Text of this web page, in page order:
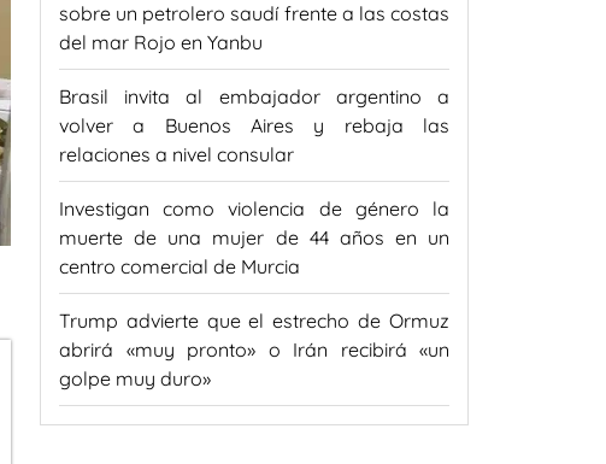
sobre un petrolero saudí frente a las costas
del mar Rojo en Yanbu
Brasil invita al embajador argentino a
volver a Buenos Aires y rebaja las
relaciones a nivel consular
Investigan como violencia de género la
muerte de una mujer de 44 años en un
centro comercial de Murcia
Trump advierte que el estrecho de Ormuz
abrirá «muy pronto» o Irán recibirá «un
golpe muy duro»